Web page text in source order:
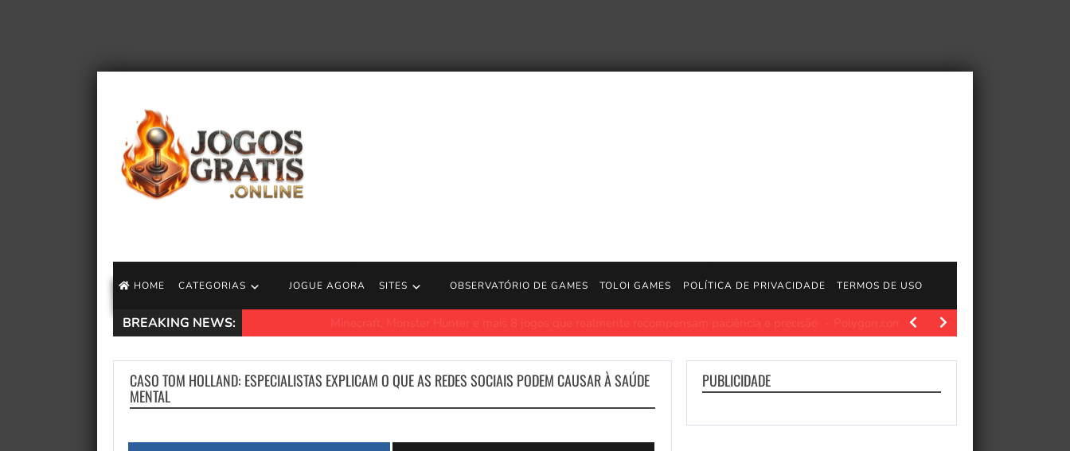
HOME CATEGORIAS JOGUE AGORA SITES OBSERVATÓRIO DE GAMES TOLOI GAMES POLÍTICA DE PRIVACIDADE TERMOS DE USO
BREAKING NEWS: Polygon.com. Quando alguém se senta para jogar um
CASO TOM HOLLAND: ESPECIALISTAS EXPLICAM O QUE AS REDES SOCIAIS PODEM CAUSAR À SAÚDE
MENTAL
PUBLICIDADE